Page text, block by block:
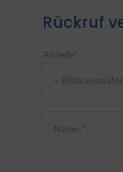
Rückruf
Anrede*